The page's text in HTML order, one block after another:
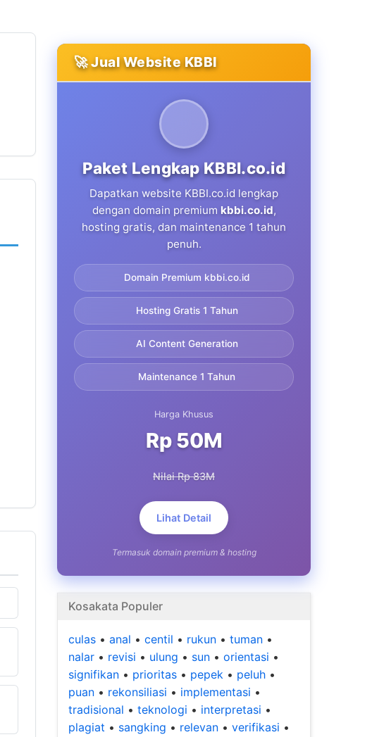
🚀 Jual Website KBBI
Paket Lengkap KBBI.co.id
Dapatkan website KBBI.co.id lengkap
dengan domain premium kbbi.co.id,
hosting gratis, dan maintenance 1 tahun
penuh.
Domain Premium kbbi.co.id
Hosting Gratis 1 Tahun
AI Content Generation
Maintenance 1 Tahun
Harga Khusus
Rp 50M
Nilai Rp 83M
Lihat Detail
Termasuk domain premium & hosting
Kosakata Populer
culas • anal • centil • rukun • tuman •
nalar • revisi • ulung • sun • orientasi •
signifikan • prioritas • pepek • peluh •
puan • rekonsiliasi • implementasi •
tradisional • teknologi • interpretasi •
plagiat • sangking • relevan • verifikasi •